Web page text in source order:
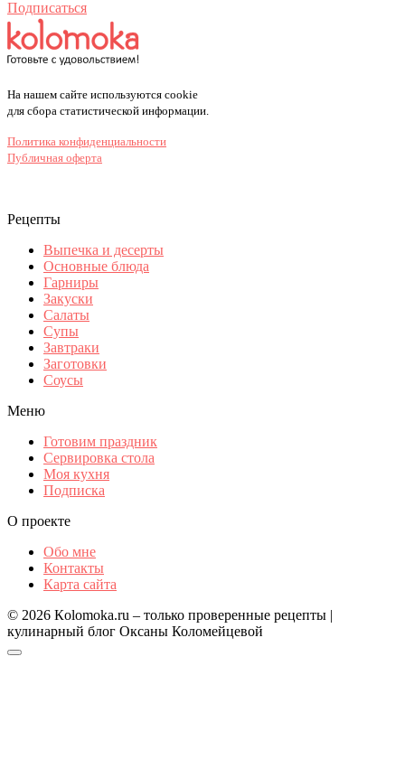
Подписаться
На нашем сайте используются cookie
для сбора статистической информации.
Политика конфиденциальности
Публичная оферта
Рецепты
Выпечка и десерты
Основные блюда
Гарниры
Закуски
Салаты
Супы
Завтраки
Заготовки
Соусы
Меню
Готовим праздник
Сервировка стола
Моя кухня
Подписка
О проекте
Обо мне
Контакты
Карта сайта
© 2026 Кolomoka.ru – только проверенные рецепты |
кулинарный блог Оксаны Коломейцевой